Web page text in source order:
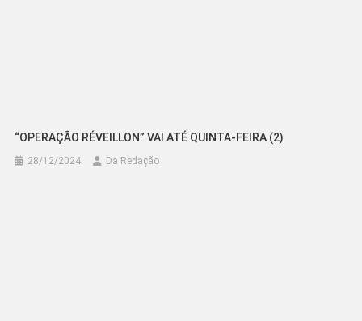
“OPERAÇÃO RÉVEILLON” VAI ATÉ QUINTA-FEIRA (2)
28/12/2024 Da Redação